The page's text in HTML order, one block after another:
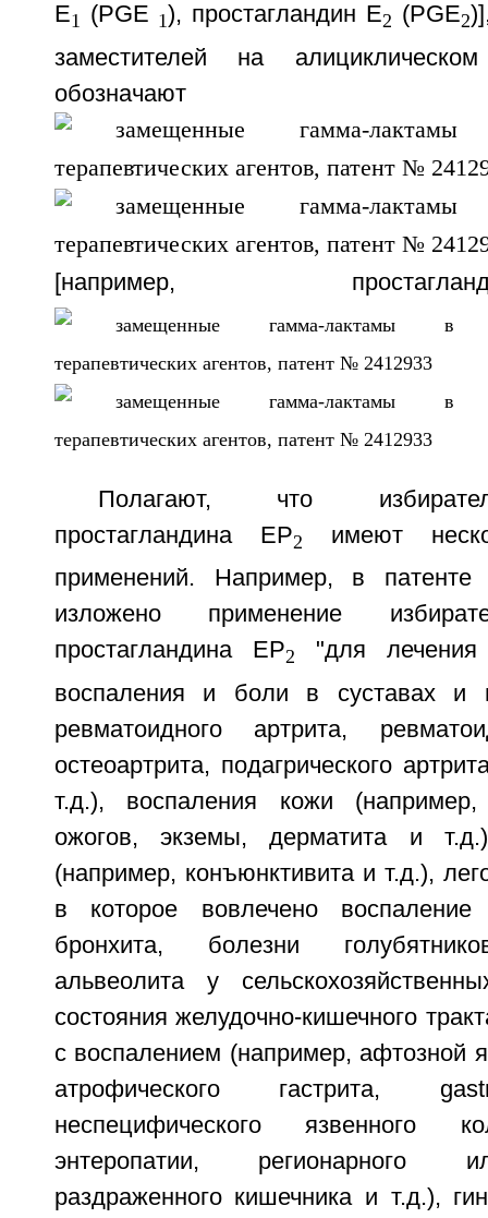
E1 (PGE 1), простагландин Е2 (PGE2
заместителей на
[например,
Полагают, что
простагландина ЕР2
имеют
применений. Например, в
изложено применение
простагландина ЕР2
"для лечения
воспаления и боли в суставах и
ревматоидного артрита,
остеоартрита, подагрического
т.д.), воспаления кожи (например,
ожогов, экземы, дерматита и
(например, конъюнктивита и т.д.),
в которое вовлечено
бронхита, болезни
альвеолита у
состояния желудочно-кишечного
с воспалением (например, афтозной
атрофического гастрита,
неспецифического язвенного
энтеропатии, регионарного
раздраженного кишечника и т.д.),